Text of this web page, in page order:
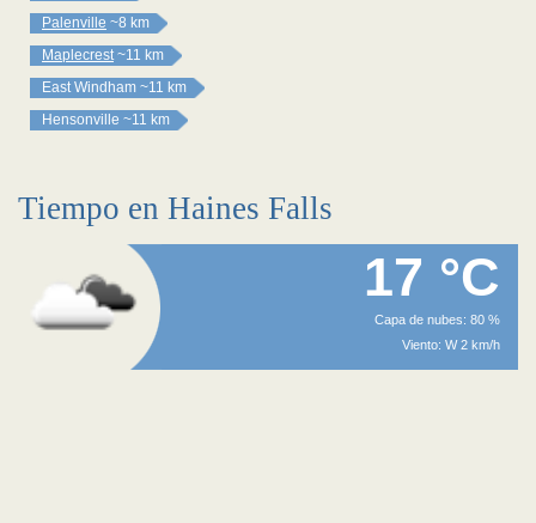
Palenville ~8 km
Maplecrest ~11 km
East Windham ~11 km
Hensonville ~11 km
Tiempo en Haines Falls
17 °C
Capa de nubes: 80 %
Viento: W 2 km/h